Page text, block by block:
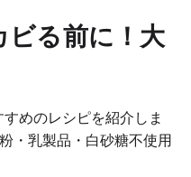
ビる前に！大
めのレシピを紹介しま
・乳製品・白砂糖不使用